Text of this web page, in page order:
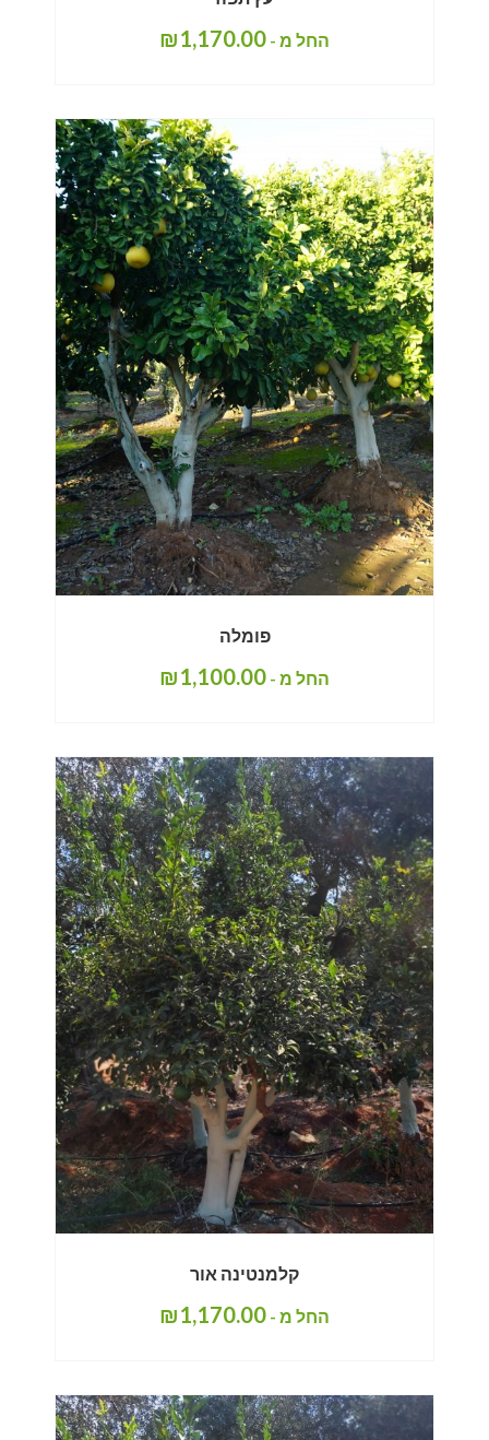
החל מ - ₪1,170.00
פומלה
החל מ - ₪1,100.00
קלמנטינה אור
החל מ - ₪1,170.00